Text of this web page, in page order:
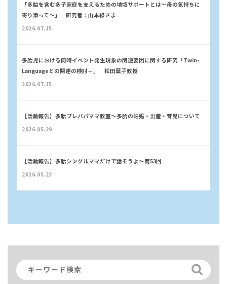
「多胎を含む多子家庭を支えるための地域サポートとは～母の気持ちに
寄り添って～」 研究者：山本緑さま
2026.07.15
多胎児における同時イベント発生現象の関連要因に関する研究「Twin-
Languageとの関連の検討－」 松田葉子教授
2026.07.15
【活動報告】多胎プレパパママ教室〜多胎の妊娠・出産・育児について
2026.05.29
【活動報告】多胎シングルママだけで話そうよ〜第53回
2026.05.23